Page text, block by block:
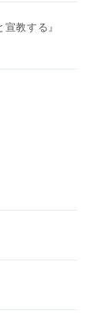
教する』